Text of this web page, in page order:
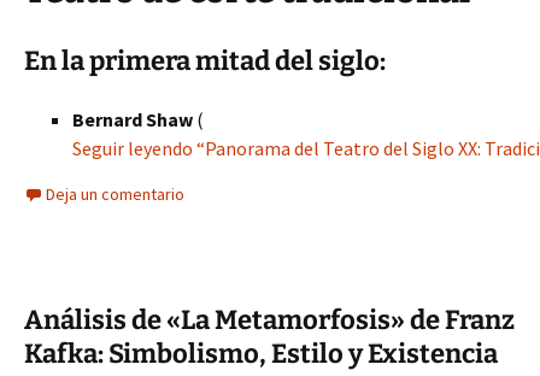
En la primera mitad del siglo:
Bernard Shaw (
Seguir leyendo “Panorama del Teatro del Siglo XX:
Deja un comentario
Análisis de «La Metamorfosis» de Franz
Kafka: Simbolismo, Estilo y Existencia